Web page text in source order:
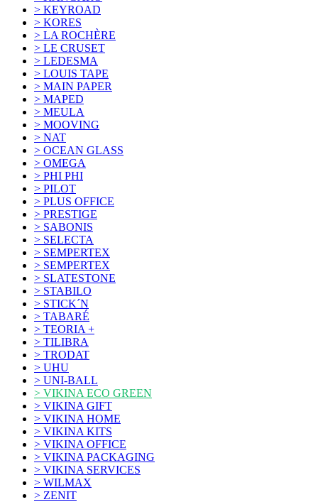
> KEYROAD
> KORES
> LA ROCHÈRE
> LE CRUSET
> LEDESMA
> LOUIS TAPE
> MAIN PAPER
> MAPED
> MEULA
> MOOVING
> NAT
> OCEAN GLASS
> OMEGA
> PHI PHI
> PILOT
> PLUS OFFICE
> PRESTIGE
> SABONIS
> SELECTA
> SEMPERTEX
> SEMPERTEX
> SLATESTONE
> STABILO
> STICK´N
> TABARÉ
> TEORIA +
> TILIBRA
> TRODAT
> UHU
> UNI-BALL
> VIKINA ECO GREEN
> VIKINA GIFT
> VIKINA HOME
> VIKINA KITS
> VIKINA OFFICE
> VIKINA PACKAGING
> VIKINA SERVICES
> WILMAX
> ZENIT